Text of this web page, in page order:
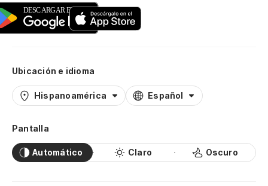
Ubicación e idioma
Hispanoamérica Español
Pantalla
Automático Claro Oscuro